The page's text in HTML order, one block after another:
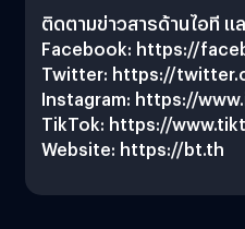
ติดตามข่าวสารด้านไอที แ
Facebook: https://
Twitter: https://
Instagram: https://
TikTok: https://
Website: https://bt.th